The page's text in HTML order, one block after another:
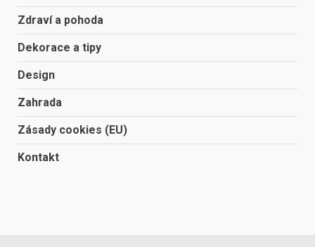
Zdraví a pohoda
Dekorace a tipy
Design
Zahrada
Zásady cookies (EU)
Kontakt